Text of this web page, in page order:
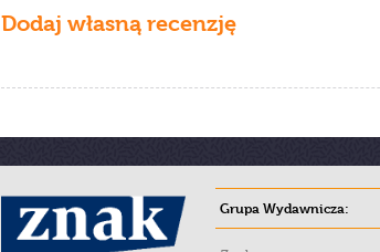
Dodaj własną recenzję
Grupa Wydawnicza: